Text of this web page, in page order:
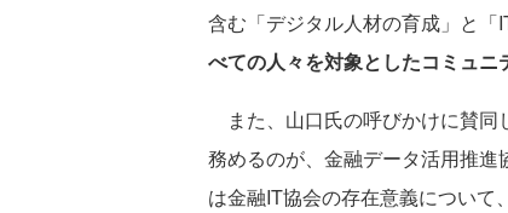
含む「デジタル人材の育成」と「
べての人々を対象としたコミュニ
また、山口氏の呼びかけに賛同
務めるのが、金融データ活用推
は金融IT協会の存在意義について